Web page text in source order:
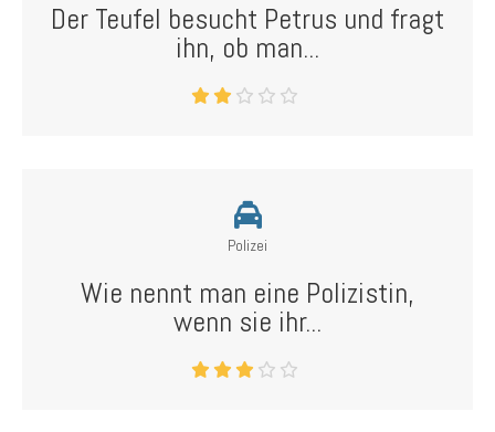
Der Teufel besucht Petrus und fragt
ihn, ob man...
Polizei
Wie nennt man eine Polizistin,
wenn sie ihr...